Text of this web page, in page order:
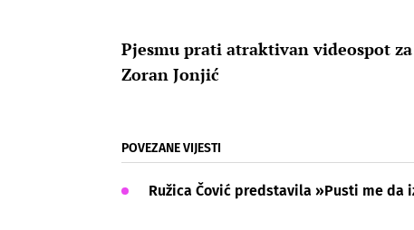
Pjesmu prati atraktivan videospot
Zoran Jonjić
POVEZANE VIJESTI
Ružica Čović predstavila »Pusti me da